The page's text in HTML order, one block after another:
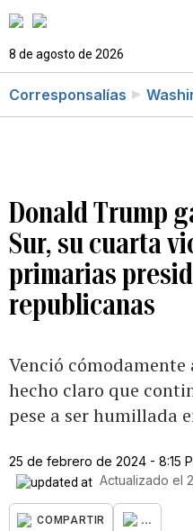
8 de agosto de 2026
Corresponsalías
Donald Trump
Sur, su cuarta
primarias
republicanas
Venció
hecho claro que
pese a ser humillada
25 de febrero de 2024 - 8:15
Actualizado el
COMPARTIR ...